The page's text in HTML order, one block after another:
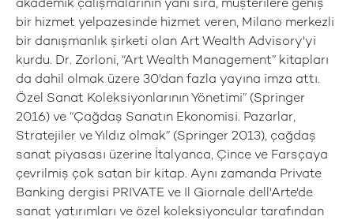
akademik çalışmalarının yanı sıra, müşterilere geniş
bir hizmet yelpazesinde hizmet veren, Milano merkezli
bir danışmanlık şirketi olan Art Wealth Advisory'yi
kurdu. Dr. Zorloni, “Art Wealth Management” kitapları
da dahil olmak üzere 30'dan fazla yayına imza attı.
Özel Sanat Koleksiyonlarının Yönetimi” (Springer
2016) ve “Çağdaş Sanatın Ekonomisi. Pazarlar,
Stratejiler ve Yıldız olmak” (Springer 2013), çağdaş
sanat piyasası üzerine İtalyanca, Çince ve Farsçaya
çevrilmiş çok satan bir kitap. Aynı zamanda Private
Banking dergisi PRIVATE ve Il Giornale dell'Arte'de
sanat yatırımları ve özel koleksiyoncular tarafından